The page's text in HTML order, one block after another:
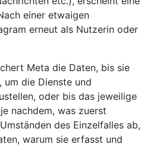
einer etwaigen
erneut als Nutzerin oder
Meta die Daten, bis sie
die Dienste und
oder bis das jeweilige
nachdem, was zuerst
des Einzelfalles ab,
warum sie erfasst und